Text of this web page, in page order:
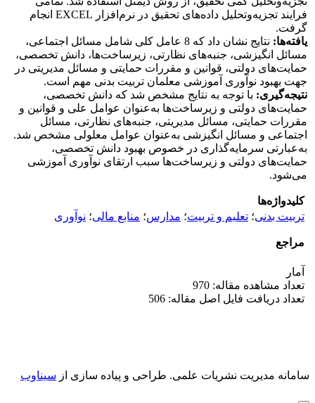
فرایند تجزیه‌وتحلیل داده‌های تحقیق در نرم‌افزار EXCEL انجام
گرفت.
یافته‌ها:
نتایج نشان داد که 8 عامل کلی شامل مسائل اجتماعی،
مسائل انگیزشی، جنبه‌های نظارتی، زیرساخت‌ها، دانش تخصصی،
حمایت‌های دولتی، قوانین و مقررات حمایتی و مسائل مدیریتی در
جهت بهبود نوآوری آموزشی معلمان تربیت بدنی مهم است.
نتیجه‌گیری: با توجه به نتایج مشخص شد که دانش تخصصی،
حمایت‌های دولتی و زیرساخت‌ها به‌عنوان عوامل علی و قوانین و
مقررات حمایتی، مسائل مدیریتی، جنبه‌های نظارتی، مسائل
اجتماعی و مسائل انگیزشی به‌عنوان عوامل معلولی مشخص شد.
به‌عبارتی سرمایه‌گذاری در خصوص بهبود دانش تخصصی،
حمایت‌های دولتی و زیرساخت‌ها سبب ارتقای نوآوری آموزشی
می‌شود.
کلیدواژه‌ها
تربیت بدنی؛ تعلیم و تربیت؛ مدارس؛ منابع مالی؛ نوآوری
مراجع
آمار
تعداد مشاهده مقاله: 970
تعداد دریافت فایل اصل مقاله: 506
سامانه مدیریت نشریات علمی. طراحی و پیاده سازی از سیناوب